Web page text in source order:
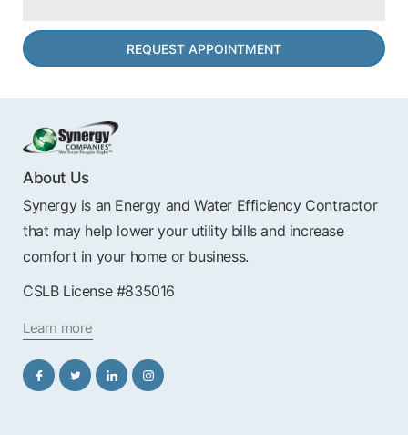
About Us
Synergy is an Energy and Water Efficiency Contractor
that may help lower your utility bills and increase
comfort in your home or business.
CSLB License #835016
Learn more